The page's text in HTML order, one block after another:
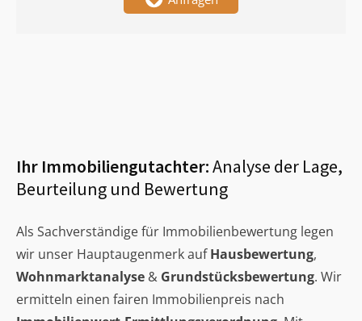
Ihr Immobiliengutachter:Analyse der Lage,
Beurteilung und Bewertung
Als Sachverständige für Immobilienbewertung legen
wir unser Hauptaugenmerk aufHausbewertung,
Wohnmarktanalyse & Grundstücksbewertung. Wir
ermitteln einen fairen Immobilienpreis nach